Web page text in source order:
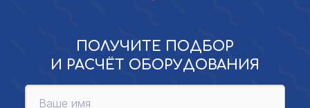
ПОЛУЧИТЕ ПОДБОР
И РАСЧЁТ ОБОРУДОВАНИЯ